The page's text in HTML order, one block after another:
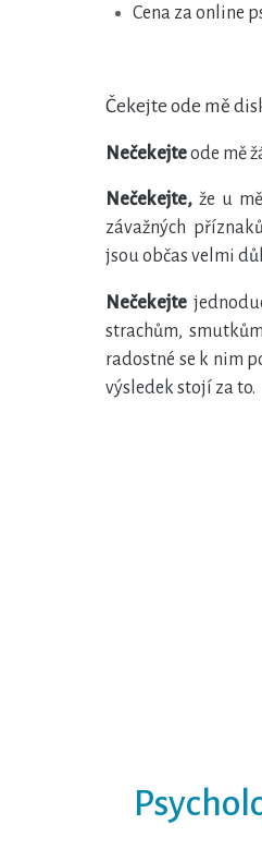
Cena za online
Čekejte ode mě dis
Nečekejteode mě
Nečekejte,že u
závažných
jsou občas velmi
Nečekejte
strachům,
radostné se k nim
výsledek stojí za to.